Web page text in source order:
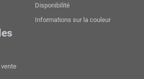
Disponibilité
Informations sur la couleur